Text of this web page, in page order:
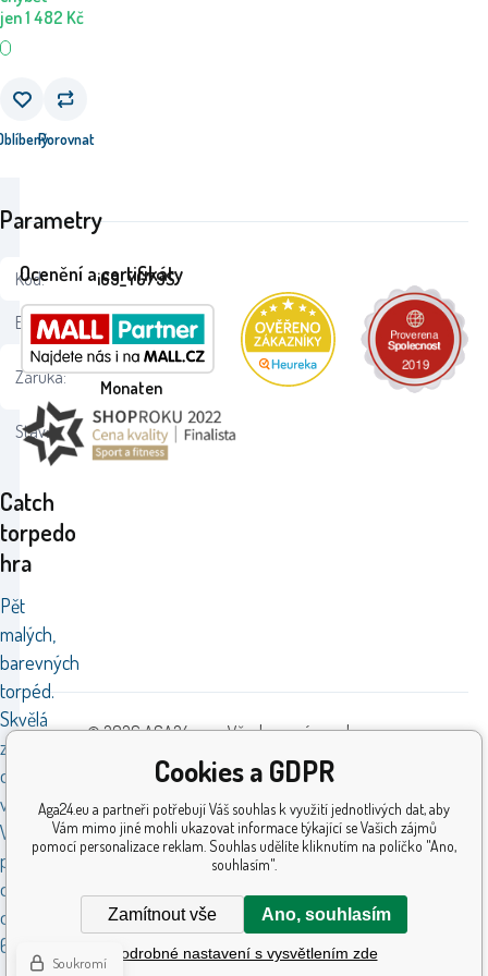
jen1 482 Kč
Porovnat
Catch
torpedo
hra
Pět
malých,
barevných
torpéd.
Skvělá
zábava
do
vody.
Vhodné
pro
děti
od
6 let.
Parametry
Kód:
i69_YG79S
EAN: 8591945088991
Záruka:
24
Monaten
Stav:
Ocenění a certifikáty
© 2026 AGA24 s.r.o., Všechna práva vyhrazena
Tvorba a pronájem eshopůBINARGON.cz
Cookies a GDPR
Aga24.eu a partneři potřebují Váš souhlas k využití jednotlivých dat, aby
Vám mimo jiné mohli ukazovat informace týkající se Vašich zájmů
pomocí personalizace reklam. Souhlas udělíte kliknutím na políčko "Ano,
souhlasím".
Zamítnout vše Ano, souhlasím
Podrobné nastavení s vysvětlením zde
Soukromí